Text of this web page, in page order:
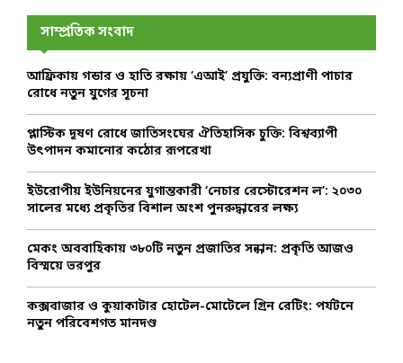
f
r
E
A
সাম্প্রতিক সংবাদ
আফ্রিকায় গন্ডার ও হাতি রক্ষায় ‘এআই’ প্রযুক্তি: বন্যপ্রাণী পাচার
রোধে নতুন যুগের সূচনা
প্লাস্টিক দূষণ রোধে জাতিসংঘের ঐতিহাসিক চুক্তি: বিশ্বব্যাপী
উৎপাদন কমানোর কঠোর রূপরেখা
ইউরোপীয় ইউনিয়নের যুগান্তকারী ‘নেচার রেস্টোরেশন ল’: ২০৩০
সালের মধ্যে প্রকৃতির বিশাল অংশ পুনরুদ্ধারের লক্ষ্য
মেকং অববাহিকায় ৩৮০টি নতুন প্রজাতির সন্ধান: প্রকৃতি আজও
বিস্ময়ে ভরপুর
কক্সবাজার ও কুয়াকাটার হোটেল-মোটেলে গ্রিন রেটিং: পর্যটনে
নতুন পরিবেশগত মানদণ্ড